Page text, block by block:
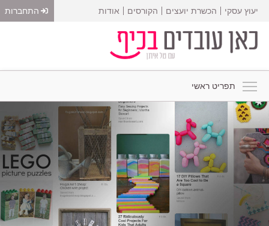
יעוץ עסקי הכשרת יועצים הקורסים אודות התחברות
תפריט ראשי